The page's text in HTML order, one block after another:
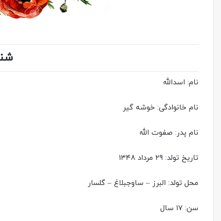
نام: اسدالله
نام خانوادگی: خوشه گیر
نام پدر: صفوت الله
تاریخ تولد: ۲۹ مرداد ۱۳۴۸
محل تولد: البرز – ساوجبلاغ – گلسار
سن: ۱۷ سال